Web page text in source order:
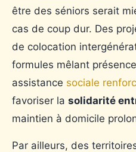
être des séniors serait
cas de coup dur. Des
de colocation
formules mêlant
assistance sociale
favoriser la solidarité
maintien à domicile
Par ailleurs, des